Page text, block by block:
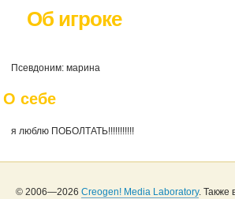
Об игроке
Псевдоним: марина
О себе
я люблю ПОБОЛТАТЬ!!!!!!!!!!!
© 2006—2026 Creogen! Media Laboratory. Также